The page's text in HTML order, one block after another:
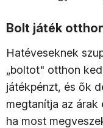
Bolt játék
Hatéveseknek
„boltot" otthon
játékpénzt, és ők
megtanítja az árak
ha most